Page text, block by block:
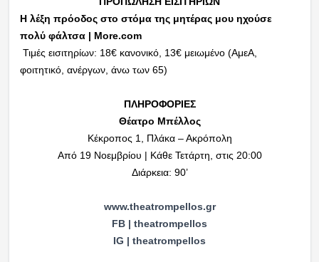
Η λέξη πρόοδος στο στόμα της μητέρας μου ηχούσε
πολύ φάλτσα | More.com
Τιμές εισιτηρίων: 18€ κανονικό, 13€ μειωμένο (ΑμεΑ,
φοιτητικό, ανέργων, άνω των 65)
ΠΛΗΡΟΦΟΡΙΕΣ
Θέατρο Μπέλλος
Κέκροπος 1, Πλάκα – Ακρόπολη
Από 19 Νοεμβρίου | Κάθε Τετάρτη, στις 20:00
Διάρκεια: 90’
www.theatrompellos.gr
FB | theatrompellos
IG | theatrompellos